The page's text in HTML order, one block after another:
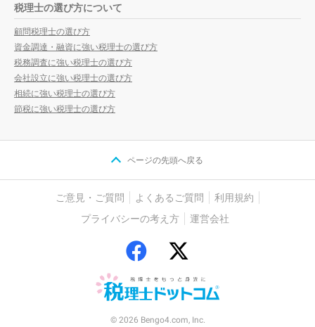
税理士の選び方について
顧問税理士の選び方
資金調達・融資に強い税理士の選び方
税務調査に強い税理士の選び方
会社設立に強い税理士の選び方
相続に強い税理士の選び方
節税に強い税理士の選び方
ページの先頭へ戻る
ご意見・ご質問 よくあるご質問
利用規約
プライバシーの考え方
運営会社
© 2026 Bengo4.com, Inc.